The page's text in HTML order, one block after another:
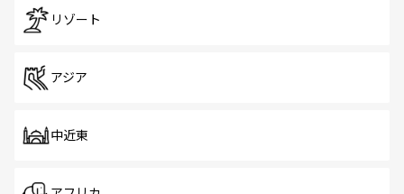
リゾート
アジア
中近東